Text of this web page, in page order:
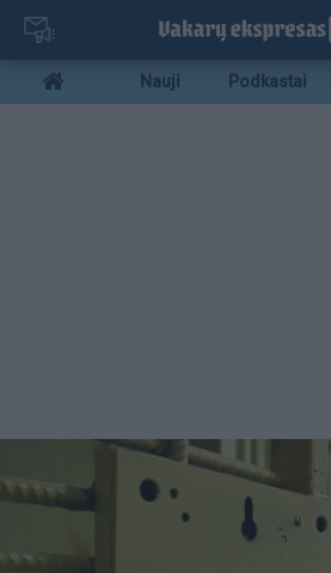
Pereiti
pagrindinį
turinį
Mobile
menu
Nauji Podkastai